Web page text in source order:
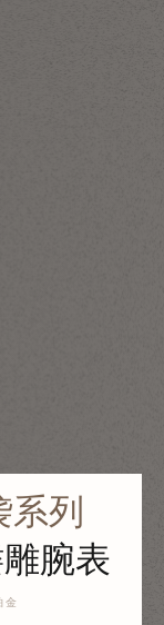
系列
腕表